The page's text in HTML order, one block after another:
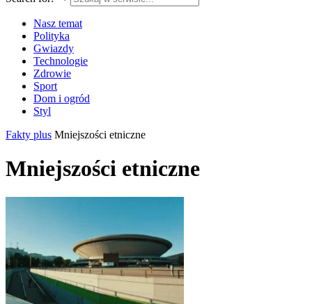
Nasz temat
Polityka
Gwiazdy
Technologie
Zdrowie
Sport
Dom i ogród
Styl
Fakty plus Mniejszości etniczne
Mniejszości etniczne